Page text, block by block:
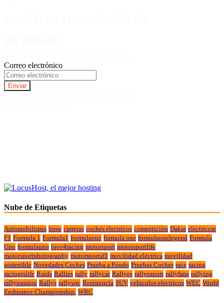
Correo electrónico
Nube de Etiquetas
Automobilismo bmw carreras coches electricos competición Dakar electriccar
F1 Formula 1 Formula1 formulaone formula one formulaonelegend Formula
Uno formulauno love4racing motorsport motorsportlife
motorsportphotography motorsportsf1 movilidad eléctrica movilidad
sostenible Novedades Coches Prueba a Fondo Pruebas Coches race racing
racingislife Raids Rallies rally rallycar Rallyes rallyesport rallyfans rallying
rallypassion Rallys rallywrc Resistencia SUV vehiculos electricos WEC World
Endurance Championship. WRC